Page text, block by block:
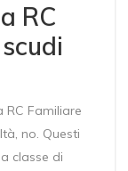
RC
RC Familiare
no. Questi
classe di